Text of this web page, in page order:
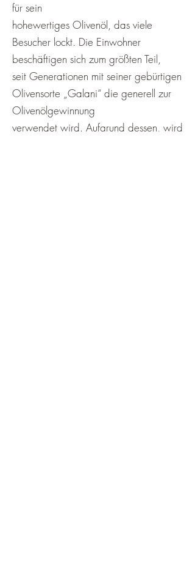
für sein
hohewertiges Olivenöl, das viele
Besucher lockt. Die Einwohner
beschäftigen sich zum größten Teil,
seit Generationen mit seiner gebürtigen
Olivensorte „Galani“ die generell zur
Olivenölgewinnung
verwendet wird. Aufgrund dessen, wird